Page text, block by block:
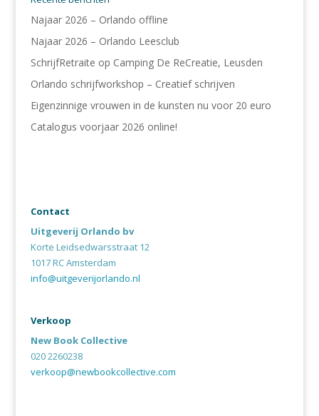
Najaar 2026 – Orlando offline
Najaar 2026 – Orlando Leesclub
SchrijfRetraite op Camping De ReCreatie, Leusden
Orlando schrijfworkshop – Creatief schrijven
Eigenzinnige vrouwen in de kunsten nu voor 20 euro
Catalogus voorjaar 2026 online!
Contact
Uitgeverij Orlando bv
Korte Leidsedwarsstraat 12
1017 RC Amsterdam
info@uitgeverijorlando.nl
Verkoop
New Book Collective
020 2260238
verkoop@newbookcollective.com